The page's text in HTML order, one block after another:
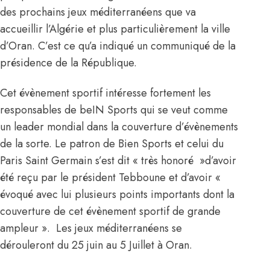
des prochains jeux méditerranéens que va
accueillir l’Algérie et plus particulièrement la ville
d’Oran. C’est ce qu’a indiqué un communiqué de la
présidence de la République.
Cet évènement sportif intéresse fortement les
responsables de beIN Sports qui se veut comme
un leader mondial dans la couverture d’évènements
de la sorte. Le patron de Bien Sports et celui du
Paris Saint Germain s’est dit « très honoré »d’avoir
été reçu par le président Tebboune et d’avoir «
évoqué avec lui plusieurs points importants dont la
couverture de cet évènement sportif de grande
ampleur ». Les jeux méditerranéens se
dérouleront du 25 juin au 5 Juillet à Oran.